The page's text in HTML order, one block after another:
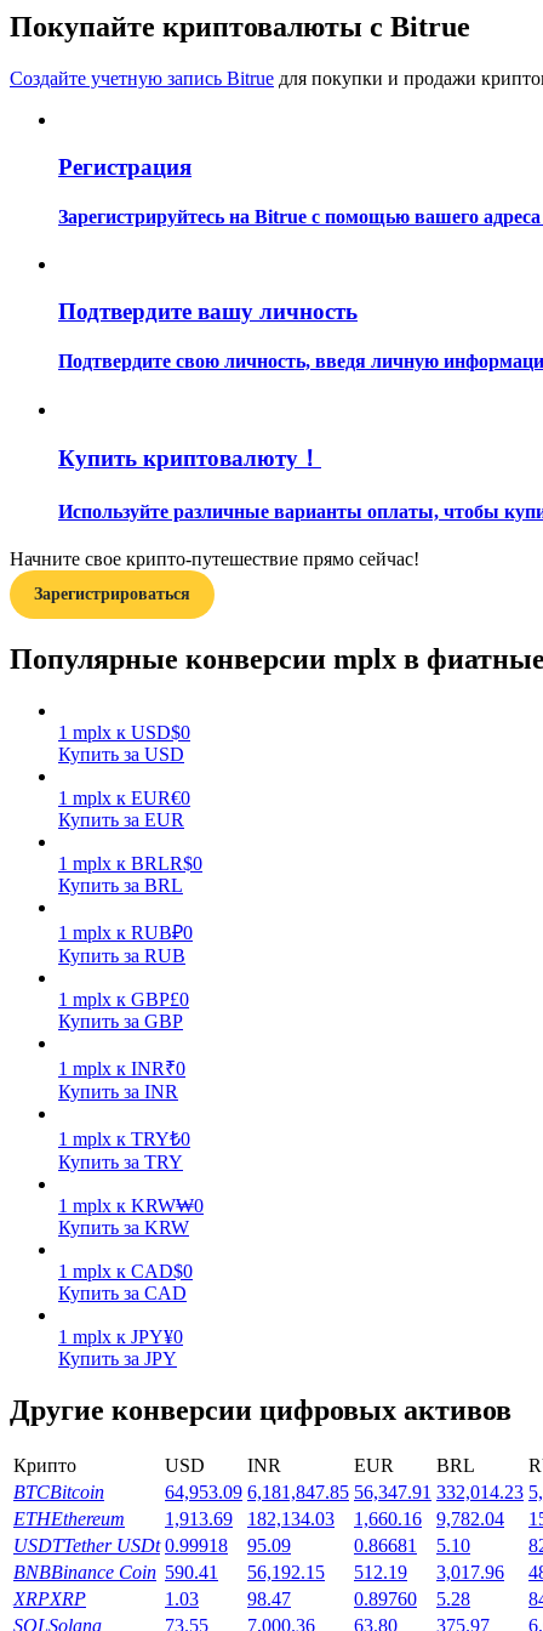
Станьте копи-трейдером
Информация
Гид
Торговые стратегии
Узнайте, как оставаться прибыльным
Заработок
Получайте конкурентные награды ежедневно
Покупайте криптовалюты с Bitrue
Создайте учетную запись Bitrue для покупки и продажи
Регистрация
Зарегистрируйтесь на Bitrue с помощью вашего
Подтвердите вашу личность
Подтвердите свою личность, введя личную
Купить криптовалюту！
Используйте различные варианты оплаты, чтобы
Начните свое крипто-путешествие прямо сейчас!
Зарегистрироваться
Популярные конверсии mplx в
1 mplx к USD$0
Купить за USD
1 mplx к EUR€0
Купить за EUR
1 mplx к BRLR$0
Купить за BRL
1 mplx к RUB₽0
Купить за RUB
1 mplx к GBP£0
Купить за GBP
1 mplx к INR₹0
Купить за INR
1 mplx к TRY₺0
Купить за TRY
1 mplx к KRW₩0
Купить за KRW
1 mplx к CAD$0
Купить за CAD
1 mplx к JPY¥0
Купить за JPY
Другие конверсии цифровых активов
Крипто USD INR EUR BRL
BTCBitcoin 64,953.09 6,181,847.85 56,347.91 332,014.23
ETHEthereum 1,913.69 182,134.03 1,660.16 9,782.04
USDTTether USDt 0.99918 95.09 0.86681 5.10
BNBBinance Coin 590.41 56,192.15 512.19 3,017.96
XRPXRP 1.03 98.47 0.89760 5.28
SOLSolana 73.55 7,000.36 63.80 375.97